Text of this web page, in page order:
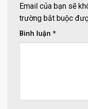
Email của bạn sẽ
trường bắt buộc
Bình luận *